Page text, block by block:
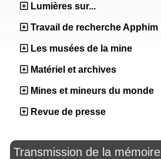
Lumières sur...
Travail de recherche Apphim
Les musées de la mine
Matériel et archives
Mines et mineurs du monde
Revue de presse
Transmission de la mémoire